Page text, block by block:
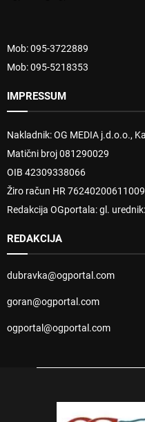
Mob: 095-3722889
Mob: 095-5218353
IMPRESSUM
Nakladnik: OG MEDIA j.d.o.o.,
Matični broj 081290029
OIB 42309338066
Žiro račun HR
Redakcija OGportala: gl.
REDAKCIJA
dubravka@ogportal.com
goran@ogportal.com
ogportal@ogportal.com